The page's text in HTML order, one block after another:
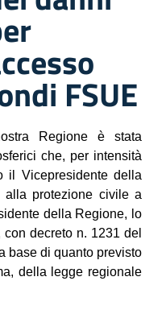
FSUE
Regione è stata
che, per intensità
il Vicepresidente della
alla protezione civile a
della Regione, lo
decreto n. 1231 del
base di quanto previsto
della legge regionale